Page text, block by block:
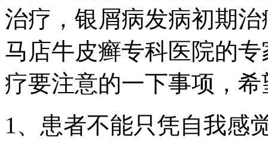
治疗，银屑病发病初期
马店牛皮癣专科医院的
疗要注意的一下事项，
1、患者不能只凭自我感